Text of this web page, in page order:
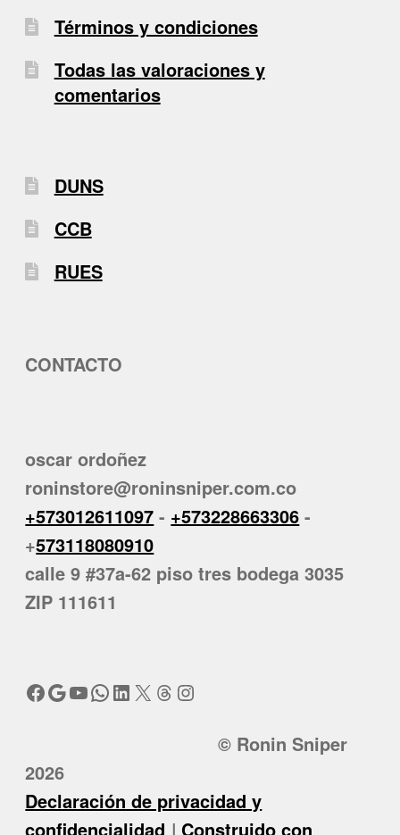
Términos y condiciones
Todas las valoraciones y
comentarios
DUNS
CCB
RUES
CONTACTO
oscar ordoñez
roninstore@roninsniper.com.co
+573012611097 - +573228663306 -
+573118080910
calle 9 #37a-62 piso tres bodega 3035
ZIP 111611
Facebook
Google
YouTube
WhatsApp
LinkedIn
X Threads
Instagram
© Ronin Sniper
2026
Declaración de privacidad y
confidencialidad
Construido con